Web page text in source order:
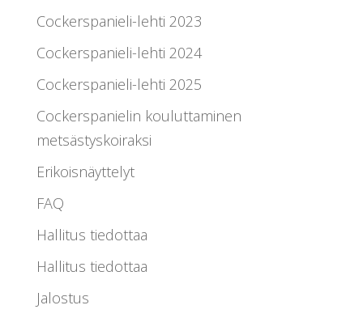
Cockerspanieli-lehti 2023
Cockerspanieli-lehti 2024
Cockerspanieli-lehti 2025
Cockerspanielin kouluttaminen
metsästyskoiraksi
Erikoisnäyttelyt
FAQ
Hallitus tiedottaa
Hallitus tiedottaa
Jalostus